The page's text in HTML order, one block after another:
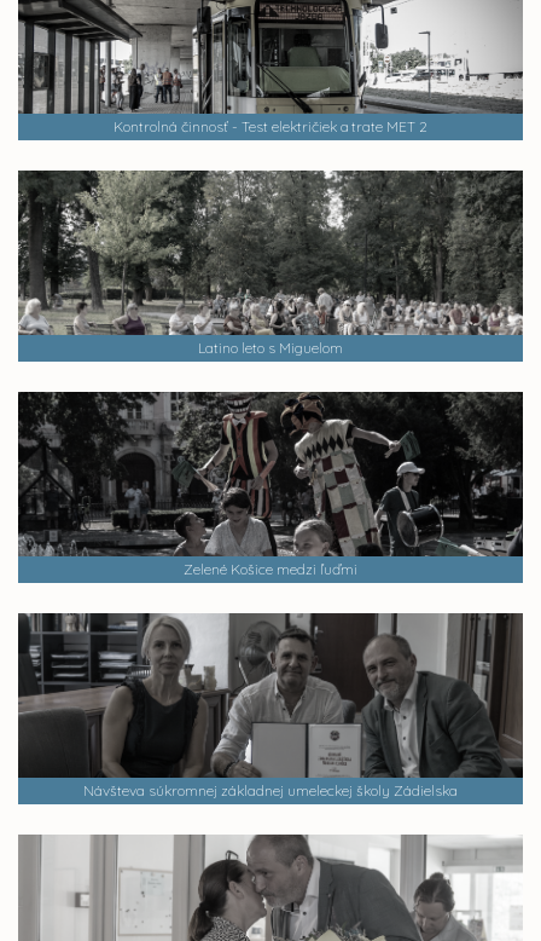
Kontrolná činnosť - Test električiek a trate MET 2
Latino leto s Miguelom
Zelené Košice medzi ľuďmi
Návšteva súkromnej základnej umeleckej školy Zádielska